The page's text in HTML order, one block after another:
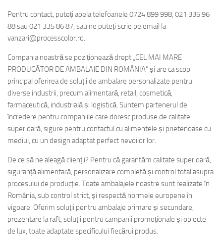
Pentru contact, puteți apela telefoanele 0724 899 998, 021 335 96
88 sau 021 335 86 87, sau ne puteți scrie pe email la
vanzari@processcolor.ro.
Compania noastră se poziționează drept „CEL MAI MARE
PRODUCĂTOR DE AMBALAJE DIN ROMÂNIA” și are ca scop
principal oferirea de soluții de ambalare personalizate pentru
diverse industrii, precum alimentară, retail, cosmetică,
farmaceutică, industrială și logistică. Suntem partenerul de
încredere pentru companiile care doresc produse de calitate
superioară, sigure pentru contactul cu alimentele și prietenoase cu
mediul, cu un design adaptat perfect nevoilor lor.
De ce să ne aleagă clienții? Pentru că garantăm calitate superioară,
siguranță alimentară, personalizare completă și control total asupra
procesului de producție. Toate ambalajele noastre sunt realizate în
România, sub control strict, și respectă normele europene în
vigoare. Oferim soluții pentru ambalaje primare și secundare,
prezentare la raft, soluții pentru campanii promoționale și obiecte
de lux, toate adaptate specificului fiecărui produs.